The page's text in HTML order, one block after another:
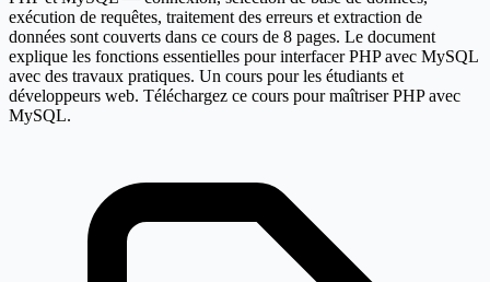
exécution de requêtes, traitement des erreurs et extraction de
données sont couverts dans ce cours de 8 pages. Le document
explique les fonctions essentielles pour interfacer PHP avec MySQL
avec des travaux pratiques. Un cours pour les étudiants et
développeurs web. Téléchargez ce cours pour maîtriser PHP avec
MySQL.